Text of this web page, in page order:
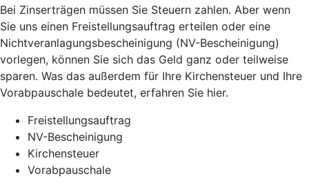
Bei Zinserträgen müssen Sie Steuern zahlen. Aber wenn
Sie uns einen Freistellungsauftrag erteilen oder eine
Nichtveranlagungsbescheinigung (NV-Bescheinigung)
vorlegen, können Sie sich das Geld ganz oder teilweise
sparen. Was das außerdem für Ihre Kirchensteuer und Ihre
Vorabpauschale bedeutet, erfahren Sie hier.
Freistellungsauftrag
NV-Bescheinigung
Kirchensteuer
Vorabpauschale